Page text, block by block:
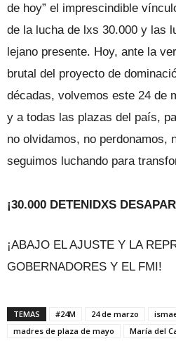
de hoy” el imprescindible
de la lucha de lxs 30.000 y las
lejano presente. Hoy, ante la
brutal del proyecto de
décadas, volvemos este 24 de
y a todas las plazas del país,
no olvidamos, no perdonamos,
seguimos luchando para
¡30.000 DETENIDXS
¡ABAJO EL AJUSTE Y LA
GOBERNADORES Y EL FMI!
TEMAS #24M 24 de marzo
madres de plaza de mayo
María del